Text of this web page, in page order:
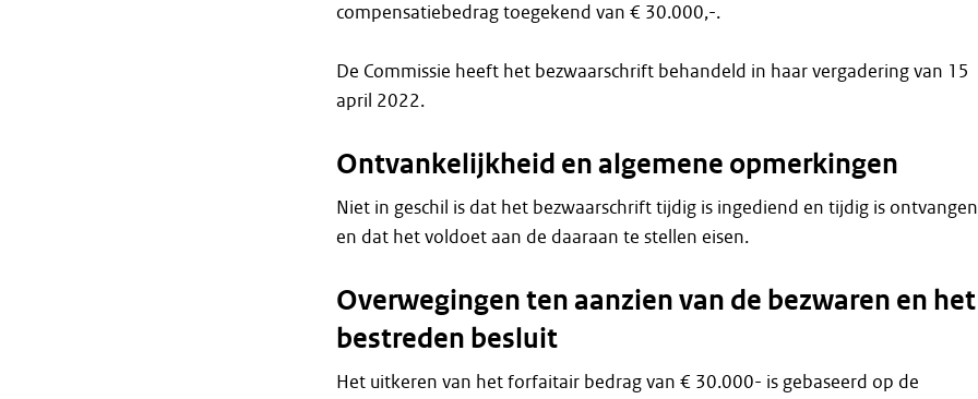
compensatiebedrag toegekend van € 30.000,-.
De Commissie heeft het bezwaarschrift behandeld in haar vergadering van 15
april 2022.
Ontvankelijkheid en algemene opmerkingen
Niet in geschil is dat het bezwaarschrift tijdig is ingediend en tijdig is ontvangen
en dat het voldoet aan de daaraan te stellen eisen.
Overwegingen ten aanzien van de bezwaren en het
bestreden besluit
Het uitkeren van het forfaitair bedrag van € 30.000- is gebaseerd op de